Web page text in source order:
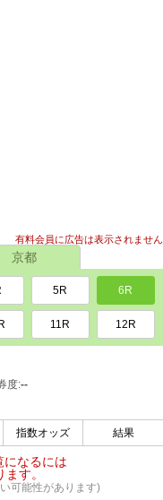
有料会員に広告は表示されません
京都
5R 6R
11R 12R
度:--
指数オッズ 結果
になるには
す。
可能性があります)